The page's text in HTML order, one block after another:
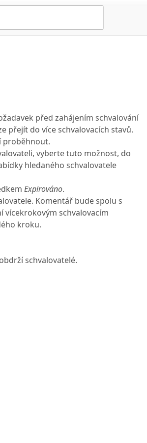
před zahájením schvalování
přejít do více schvalovacích stavů.
proběhnout.
vyberte tuto možnost, do
hledaného schvalovatele
Expirováno.
Komentář bude spolu s
vícekrokovým schvalovacím
kroku.
schvalovatelé.